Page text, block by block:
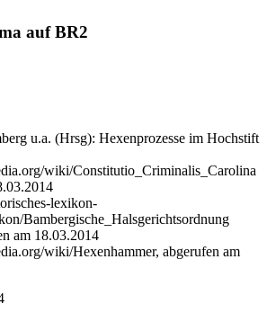
auf BR2
u.a. (Hrsg): Hexenprozesse im Hochstift
wiki/Constitutio_Criminalis_Carolina
lexikon-
Bambergische_Halsgerichtsordnung
am 18.03.2014
wiki/Hexenhammer, abgerufen am